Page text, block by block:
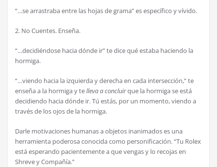
“…se arrastraba entre las hojas de grama” es específico y vívido.
2. No Cuentes. Enseña.
“…decidiéndose hacia dónde ir” te dice qué estaba haciendo la
hormiga.
“…viendo hacia la izquierda y derecha en cada intersección,” te
enseña a la hormiga y telleva a concluirque la hormiga se está
decidiendo hacia dónde ir. Tú estás, por un momento, viendo a
través de los ojos de la hormiga.
Darle motivaciones humanas a objetos inanimados es una
herramienta poderosa conocida como personificación. “Tu Rolex
está esperando pacientemente a que vengas y lo recojas en
Shreve y Compañía.”